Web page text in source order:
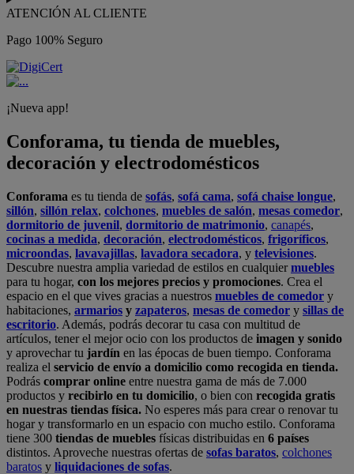
ATENCIÓN AL CLIENTE
Pago 100% Seguro
¡Nueva app!
Conforama, tu tienda de muebles,
decoración y electrodomésticos
Conforama es tu tienda de sofás, sofá cama, sofá chaise longue,
sillón, sillón relax, colchones, muebles de salón, mesas comedor,
dormitorio de juvenil, dormitorio de matrimonio, canapés,
cocinas a medida, decoración, electrodomésticos, frigoríficos,
microondas, lavavajillas, lavadora secadora, y televisiones.
Descubre nuestra amplia variedad de estilos en cualquiermuebles
para tu hogar, con los mejores precios y promociones. Crea el
espacio en el que vives gracias a nuestros muebles de comedor y
habitaciones, armarios y zapateros, mesas de comedor y sillas de
escritorio. Además, podrás decorar tu casa con multitud de
artículos, tener el mejor ocio con los productos de imagen y sonido
y aprovechar tu jardín en las épocas de buen tiempo. Conforama
realiza el servicio de envío a domicilio como recogida en tienda.
Podrás comprar online entre nuestra gama de más de 7.000
productos y recibirlo en tu domicilio, o bien con recogida gratis
en nuestras tiendas física. No esperes más para crear o renovar tu
hogar y transformarlo en un espacio con mucho estilo. Conforama
tiene 300 tiendas de muebles físicas distribuidas en 6 países
distintos. Aproveche nuestras ofertas de sofas baratos, colchones
baratos y liquidaciones de sofas.